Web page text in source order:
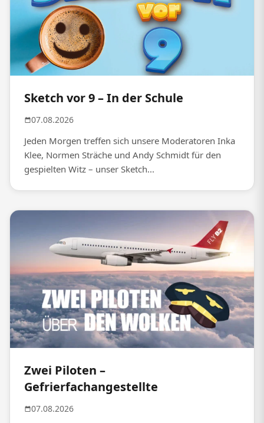
Sketch vor 9 – In der Schule
07.08.2026
Jeden Morgen treffen sich unsere Moderatoren Inka
Klee, Normen Sträche und Andy Schmidt für den
gespielten Witz – unser Sketch...
Zwei Piloten –
Gefrierfachangestellte
07.08.2026